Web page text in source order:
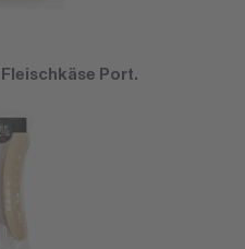
Port.